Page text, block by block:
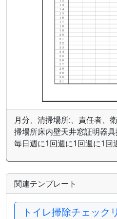
月分、清掃場所:、責任者、
掃場所床内壁天井窓証明器
毎日週に1回週に1回週に1回
関連テンプレート
トイレ掃除チェック